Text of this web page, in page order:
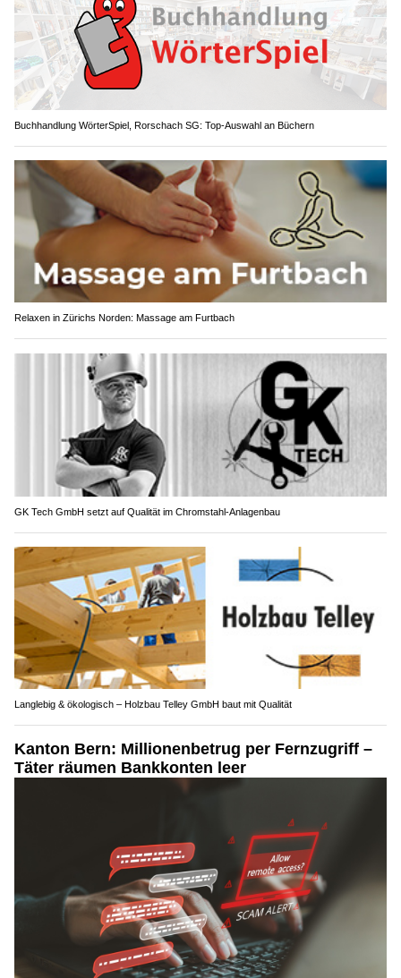
Buchhandlung WörterSpiel, Rorschach SG: Top-Auswahl an Büchern
Relaxen in Zürichs Norden: Massage am Furtbach
GK Tech GmbH setzt auf Qualität im Chromstahl-Anlagenbau
Langlebig & ökologisch – Holzbau Telley GmbH baut mit Qualität
Kanton Bern: Millionenbetrug per Fernzugriff –
Täter räumen Bankkonten leer